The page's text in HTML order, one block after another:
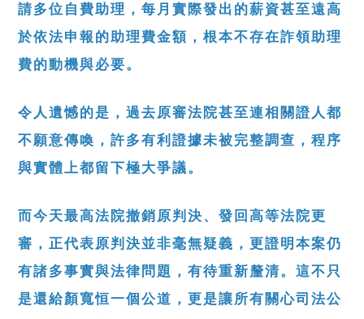
請多位自費助理，每月實際發出的薪資甚至遠高
於依法申報的助理費金額，根本不存在詐領助理
費的動機與必要。
令人遺憾的是，過去原審法院甚至連相關證人都
不願意傳喚，許多有利證據未被完整調查，程序
與實體上都留下極大爭議。
而今天最高法院撤銷原判決、發回高等法院更
審，正代表原判決並非毫無疑義，更證明本案仍
有諸多事實與法律問題，有待重新釐清。這不只
是還給顏寬恒一個公道，更是讓所有關心司法公